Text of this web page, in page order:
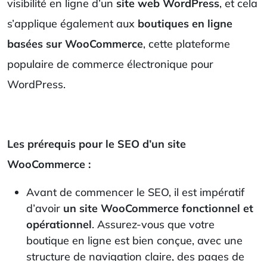
visibilité en ligne d’un site web WordPress, et cela
s’applique également aux boutiques en ligne
basées sur WooCommerce, cette plateforme
populaire de commerce électronique pour
WordPress.
Les prérequis pour le SEO d’un site
WooCommerce :
Avant de commencer le SEO, il est impératif
d’avoir un site WooCommerce fonctionnel et
opérationnel. Assurez-vous que votre
boutique en ligne est bien conçue, avec une
structure de navigation claire, des pages de